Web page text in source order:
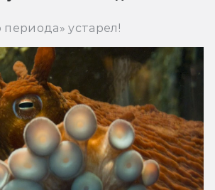
устарел!